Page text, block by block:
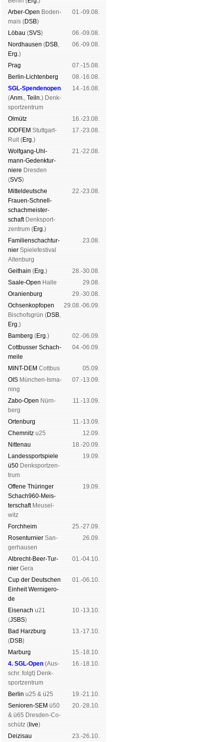
Arber-Open Boden­
mais (DSB)
01.-09.08.
Lö­bau (SVS)
06.-09.08.
Nord­hau­sen (DSB,
Erg.)
06.-09.08.
Prag
07.-15.08.
Berlin-Lich­ten­berg
08.-16.08.
SGL-Spenden­open
(Anm., Teiln.) Denk­
sport­zen­trum
14.-16.08.
Ol­mütz
16.-23.08.
IODFEM Stutt­gart-
Ruit (Erg.)
17.-23.08.
Wolf­gang-Uhl­
mann-Ge­denk­tur­
niere Dres­den
(SVS)
21.-22.08.
Mit­tel­deu­tsche
Frauen-Schnell­
schach­meis­ter­
schaftDenk­sport­
zen­trum (Erg.)
22.-23.08.
Familien­schach­tur­
nier Spiele­fes­ti­val
Al­ten­burg
23.08.
Geit­hain (Erg.)
28.-30.08.
Saale-Open Halle
29.08.
Oranien­burg
29.-30.08.
Och­sen­kopf­open
Bischofs­grün (DSB,
Erg.)
29.08.-06.09.
Bam­berg (Erg.)
02.-06.09.
Cott­busser Schach­
meile
04.-06.09.
MINT-DEM Cott­bus
05.09.
OIS Mün­chen-Is­ma­
ning
07.-13.09.
Zabo-Open Nürn­
berg
11.-13.09.
Orten­burg
11.-13.09.
Chem­nitz u25
12.09.
Nitte­nau
18.-20.09.
Landes­sport­spiele
ü50 Denk­sport­zen­
trum
19.09.
Offene Thü­rin­ger
Schach960-Meis­
ter­schaftMeu­sel­
witz
19.09.
Forch­heim
25.-27.09.
Rosen­tur­nier San­
ger­hau­sen
26.09.
Albrecht-Beer-Tur­
nier Ge­ra
01.-04.10.
Cup der Deut­schen
Ein­heit Wer­ni­ge­ro­
de
01.-06.10.
Eise­nach u21
(JSBS)
10.-13.10.
Bad Harz­burg
(DSB)
13.-17.10.
Mar­burg
15.-18.10.
4. SGL-Open (Aus­
schr. folgt) Denk­
sport­zen­trum
16.-18.10.
Ber­lin u25 & ü25
19.-21.10.
Senioren-SEM ü50
& ü65 Dres­den-Co­
schütz ( live)
20.-28.10.
Dei­zi­sau
23.-26.10.